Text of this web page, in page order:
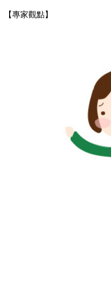
【專家觀點】